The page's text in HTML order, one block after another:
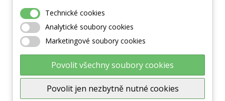
Zobrazit větší
Technické cookies
Analytické soubory cookies
Marketingové soubory cookies
Povolit všechny soubory cookies
Povolit jen nezbytně nutné cookies